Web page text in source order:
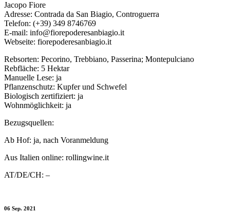
Jacopo Fiore
Adresse: Contrada da San Biagio, Controguerra
Telefon: (+39) 349 8746769
E-mail: info@fiorepoderesanbiagio.it
Webseite: fiorepoderesanbiagio.it
Rebsorten: Pecorino, Trebbiano, Passerina; Montepulciano
Rebfläche: 5 Hektar
Manuelle Lese: ja
Pflanzenschutz: Kupfer und Schwefel
Biologisch zertifiziert: ja
Wohnmöglichkeit: ja
Bezugsquellen:
Ab Hof: ja, nach Voranmeldung
Aus Italien online: rollingwine.it
AT/DE/CH: –
06 Sep. 2021